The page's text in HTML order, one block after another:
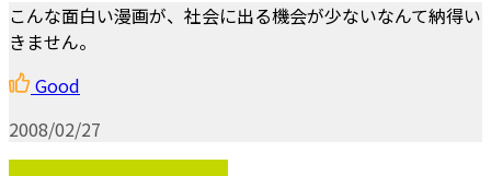
こんな面白い漫画が、社会に出る機会が少ないなんて納得い
きません。
Good
2008/02/27